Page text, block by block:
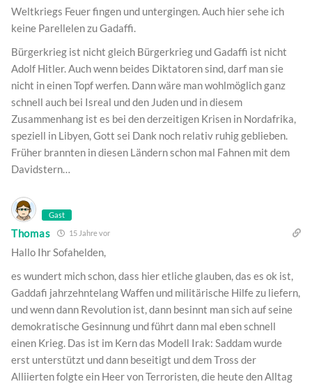
Weltkriegs Feuer fingen und untergingen. Auch hier sehe ich
keine Parellelen zu Gadaffi.
Bürgerkrieg ist nicht gleich Bürgerkrieg und Gadaffi ist nicht
Adolf Hitler. Auch wenn beides Diktatoren sind, darf man sie
nicht in einen Topf werfen. Dann wäre man wohlmöglich ganz
schnell auch bei Isreal und den Juden und in diesem
Zusammenhang ist es bei den derzeitigen Krisen in Nordafrika,
speziell in Libyen, Gott sei Dank noch relativ ruhig geblieben.
Früher brannten in diesen Ländern schon mal Fahnen mit dem
Davidstern…
Gast
Thomas 15 Jahre vor
Hallo Ihr Sofahelden,
es wundert mich schon, dass hier etliche glauben, das es ok ist,
Gaddafi jahrzehntelang Waffen und militärische Hilfe zu liefern,
und wenn dann Revolution ist, dann besinnt man sich auf seine
demokratische Gesinnung und führt dann mal eben schnell
einen Krieg. Das ist im Kern das Modell Irak: Saddam wurde
erst unterstützt und dann beseitigt und dem Tross der
Alliierten folgte ein Heer von Terroristen, die heute den Alltag